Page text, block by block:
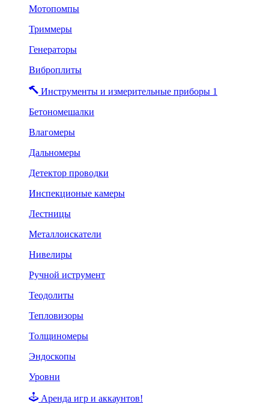
Мотопомпы
Триммеры
Генераторы
Виброплиты
Инструменты и измерительные приборы 1
Бетономешалки
Влагомеры
Дальномеры
Детектор проводки
Инспекционые камеры
Лестницы
Металлоискатели
Нивелиры
Ручной иструмент
Теодолиты
Тепловизоры
Толщиномеры
Эндоскопы
Уровни
Аренда игр и аккаунтов!